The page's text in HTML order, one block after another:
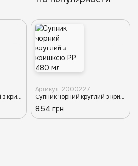
Супник чорний круглий з кришкою РР 350 мл (50\10\500)TR
Артикул: 2000227
Супник чорний круглий з кришкою РР 480 мл (50\10\500)TR
8.54 грн